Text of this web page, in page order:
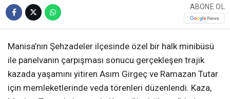
ABONE OL
Manisa’nın Şehzadeler ilçesinde özel bir halk minibüsü
ile panelvanın çarpışması sonucu gerçekleşen trajik
kazada yaşamını yitiren Asım Girgeç ve Ramazan Tutar
için memleketlerinde veda törenleri düzenlendi. Kaza,